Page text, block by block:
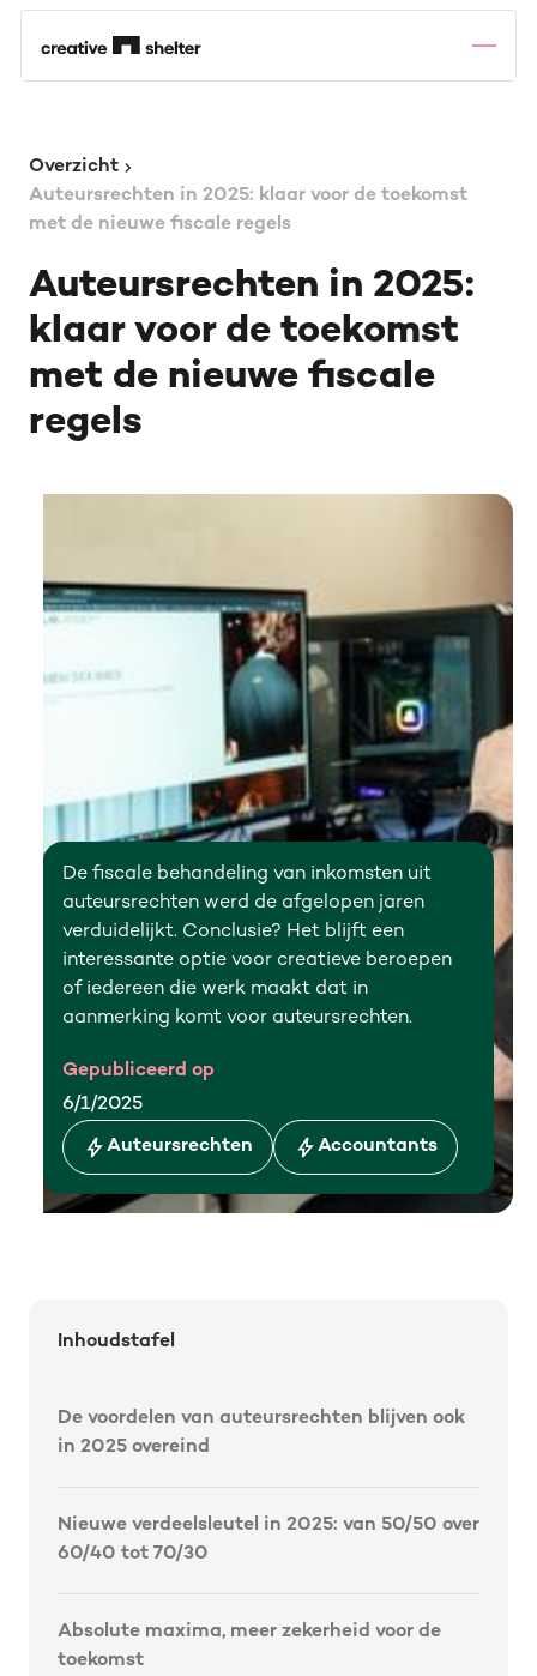
Overzicht
Auteursrechten in 2025: klaar voor de toekomst
met de nieuwe fiscale regels
Auteursrechten in 2025:
klaar voor de toekomst
met de nieuwe fiscale
regels
De fiscale behandeling van inkomsten uit
auteursrechten werd de afgelopen jaren
verduidelijkt. Conclusie? Het blijft een
interessante optie voor creatieve beroepen
of iedereen die werk maakt dat in
aanmerking komt voor auteursrechten.
Gepubliceerd op
6/1/2025
Auteursrechten Accountants
Inhoudstafel
De voordelen van auteursrechten blijven ook
in 2025 overeind
Nieuwe verdeelsleutel in 2025: van 50/50 over
60/40 tot 70/30
Absolute maxima, meer zekerheid voor de
toekomst